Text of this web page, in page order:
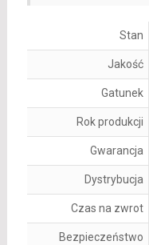
Stan
Jakość
Gatunek
Rok produkcji
Gwarancja
Dystrybucja
Czas na zwrot
Bezpieczeństwo